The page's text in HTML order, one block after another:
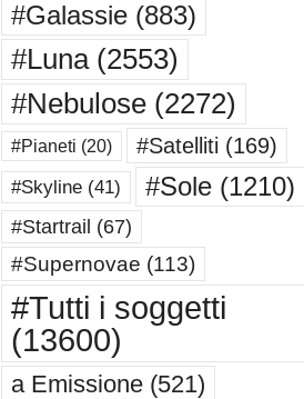
#Galassie(883)
#Luna(2553)
#Nebulose(2272)
#Pianeti (20) #Satelliti (169)
#Skyline(41) #Sole(1210)
#Startrail (67)
#Supernovae (113)
#Tutti i soggetti
(13600)
a Emissione(521)